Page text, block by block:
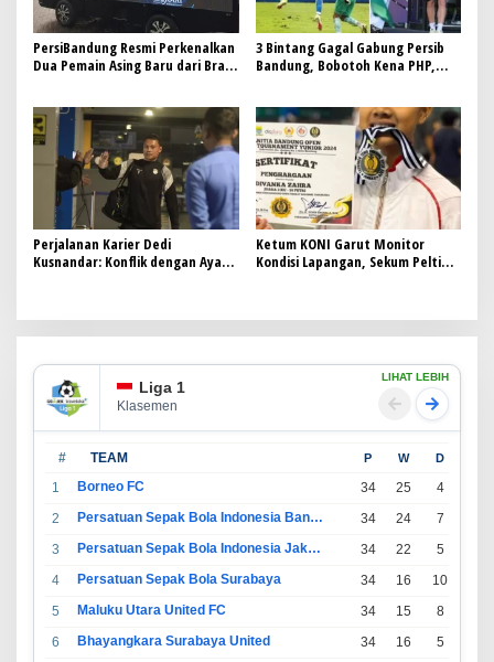
PersiBandung Resmi Perkenalkan
Dua Pemain Asing Baru dari Brasil
3 Bintang Gagal Gabung Persib
Bandung, Bobotoh Kena PHP,
Perjalanan Karier Dedi
Kusnandar: Konflik dengan Ayah
Ketum KONI Garut Monitor
Kondisi Lapangan, Sekum Pelti
Liga 1
Klasemen
LIHAT LEBIH
# TEAM P W D
1 Borneo FC 34 25 4
2
Persatuan Sepak Bola Indonesia Bandung 34 24 7
3
Persatuan Sepak Bola Indonesia Jakarta 34 22 5
4
Persatuan Sepak Bola Surabaya 34 16 10
5
Maluku Utara United FC 34 15 8
6
Bhayangkara Surabaya United 34 16 5